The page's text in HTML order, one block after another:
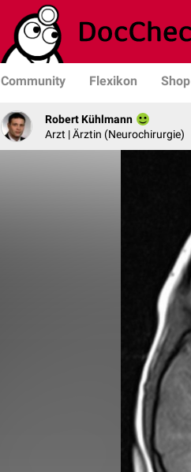
Community Flexikon Shop
Robert Kühlmann
Arzt | Ärztin (Neurochirurgie)